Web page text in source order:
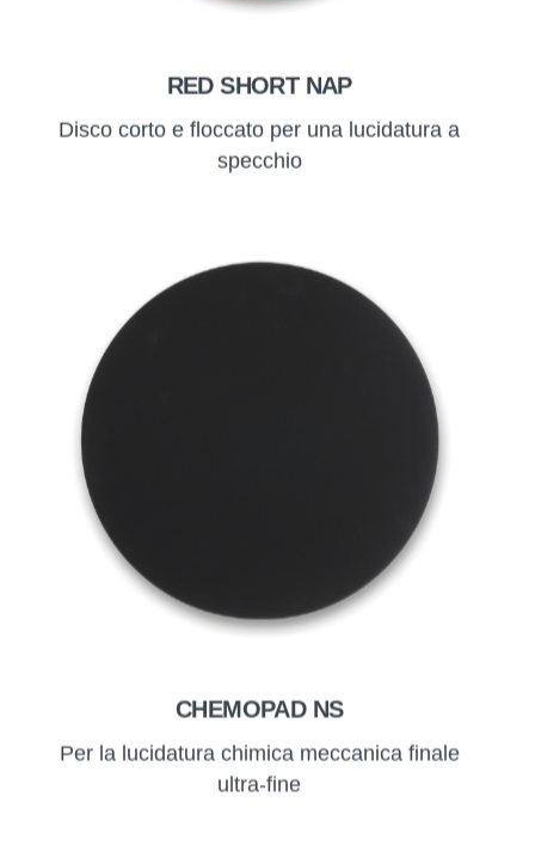
RED SHORT NAP
Disco corto e floccato per una lucidatura a
specchio
CHEMOPAD NS
Per la lucidatura chimica meccanica finale
ultra-fine